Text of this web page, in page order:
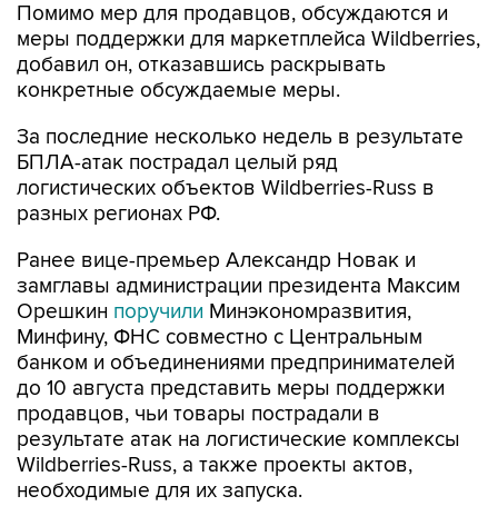
Помимо мер для продавцов, обсуждаются и
меры поддержки для маркетплейса Wildberries,
добавил он, отказавшись раскрывать
конкретные обсуждаемые меры.
За последние несколько недель в результате
БПЛА-атак пострадал целый ряд
логистических объектов Wildberries-Russ в
разных регионах РФ.
Ранее вице-премьер Александр Новак и
замглавы администрации президента Максим
Орешкин поручили Минэкономразвития,
Минфину, ФНС совместно с Центральным
банком и объединениями предпринимателей
до 10 августа представить меры поддержки
продавцов, чьи товары пострадали в
результате атак на логистические комплексы
Wildberries-Russ, а также проекты актов,
необходимые для их запуска.